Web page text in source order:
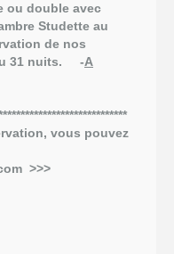
ou double avec
Studette au
de nos
31 nuits. -A
vous pouvez
>>>